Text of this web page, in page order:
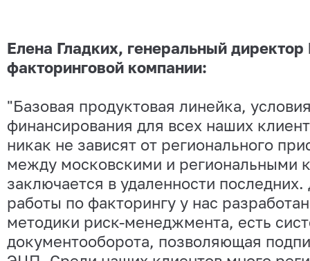
Елена Гладких, генеральный директор
факторинговой компании:
"Базовая продуктовая линейка,
финансирования для всех наших
никак не зависят от регионального
между московскими и региональными
заключается в удаленности
работы по факторингу у нас
методики риск-менеджмента, есть
документооборота, позволяющая